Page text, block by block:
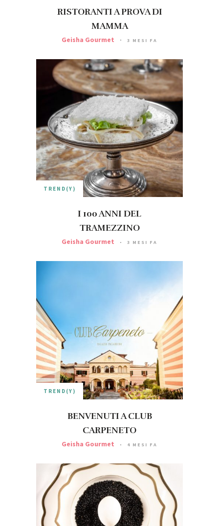
RISTORANTI A PROVA DI
MAMMA
Geisha Gourmet 3 MESI FA
TREND(Y)
I 100 ANNI DEL
TRAMEZZINO
Geisha Gourmet 3 MESI FA
TREND(Y)
BENVENUTI A CLUB
CARPENETO
Geisha Gourmet 4 MESI FA